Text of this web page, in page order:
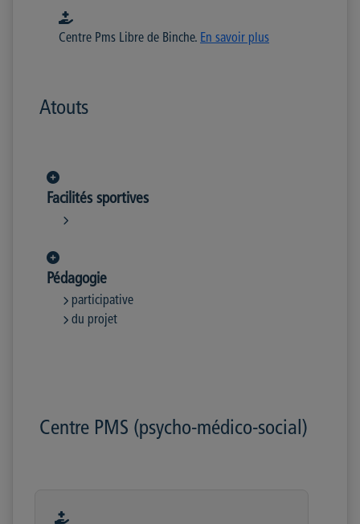
Centre Pms Libre de Binche. En savoir plus
Atouts
Facilités sportives
Pédagogie
participative
du projet
Centre PMS (psycho-médico-social)